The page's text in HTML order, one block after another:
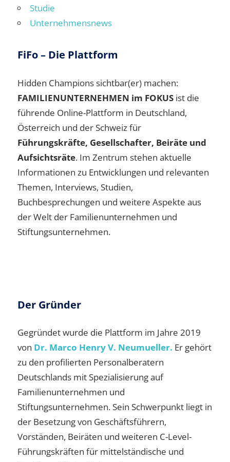
Studie
Unternehmensnews
FiFo – Die Plattform
Hidden Champions sichtbar(er) machen:
FAMILIENUNTERNEHMEN im FOKUS ist die
führende Online-Plattform in Deutschland,
Österreich und der Schweiz für
Führungskräfte, Gesellschafter, Beiräte und
Aufsichtsräte. Im Zentrum stehen aktuelle
Informationen zu Entwicklungen und relevanten
Themen, Interviews, Studien,
Buchbesprechungen und weitere Aspekte aus
der Welt der Familienunternehmen und
Stiftungsunternehmen.
Der Gründer
Gegründet wurde die Plattform im Jahre 2019
von Dr. Marco Henry V. Neumueller. Er gehört
zu den profilierten Personalberatern
Deutschlands mit Spezialisierung auf
Familienunternehmen und
Stiftungsunternehmen. Sein Schwerpunkt liegt in
der Besetzung von Geschäftsführern,
Vorständen, Beiräten und weiteren C-Level-
Führungskräften für mittelständische und